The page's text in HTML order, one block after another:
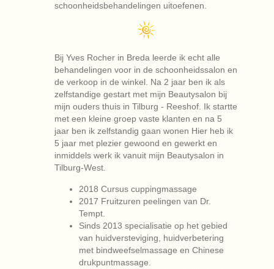
schoonheidsbehandelingen uitoefenen.
Bij Yves Rocher in Breda leerde ik echt alle
behandelingen voor in de schoonheidssalon en
de verkoop in de winkel. Na 2 jaar ben ik als
zelfstandige gestart met mijn Beautysalon bij
mijn ouders thuis in Tilburg - Reeshof. Ik startte
met een kleine groep vaste klanten en na 5
jaar ben ik zelfstandig gaan wonen Hier heb ik
5 jaar met plezier gewoond en gewerkt en
inmiddels werk ik vanuit mijn Beautysalon in
Tilburg-West.
2018 Cursus cuppingmassage
2017 Fruitzuren peelingen van Dr.
Tempt.
Sinds 2013 specialisatie op het gebied
van huidversteviging, huidverbetering
met bindweefselmassage en Chinese
drukpuntmassage.